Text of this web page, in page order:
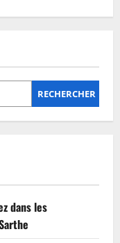
RECHERCHER
dans les